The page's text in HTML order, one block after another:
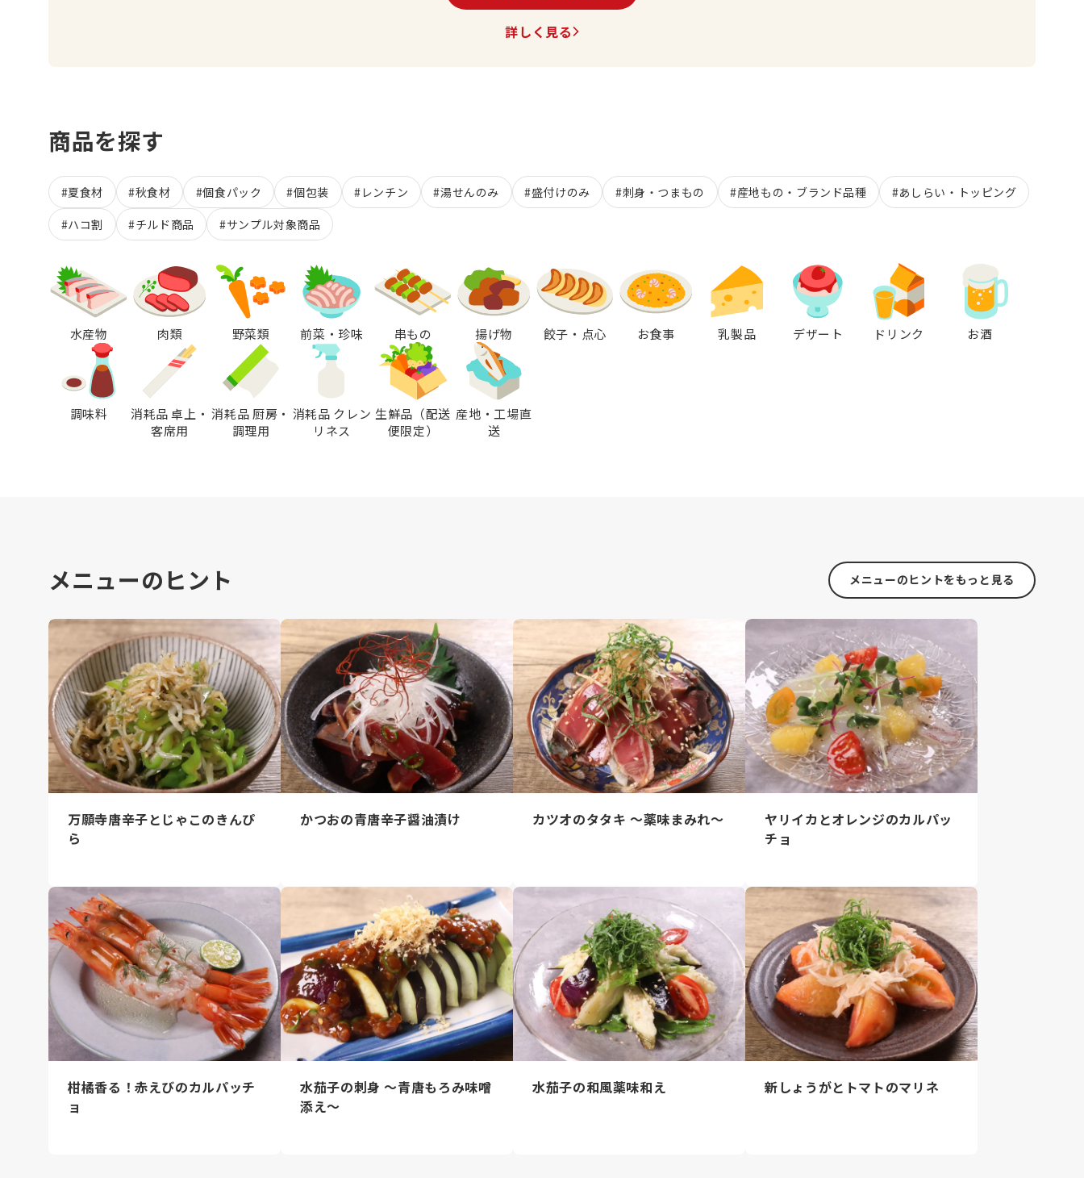
詳しく見る
商品を探す
#夏食材 #秋食材 #個食パック #個包装 #レンチン #湯せんのみ #盛付けのみ #刺身・つまもの #産地もの・ブランド品種
#あしらい・トッピング
#ハコ割
#チルド商品 #サンプル対象商品
水産物 肉類 野菜類 前菜・珍味 串もの 揚げ物 餃子・点心 お食事 乳製品 デザート ドリンク お酒
調味料
消耗品 卓上・
客席用
消耗品 厨房・
調理用
消耗品 クレン
リネス
生鮮品（配送
便限定）
産地・工場直
送
メニューのヒント
万願寺唐辛子とじゃこのきんぴ
ら
かつおの青唐辛子醤油漬け カツオのタタキ ～薬味まみれ～
ヤリイカとオレンジのカルパッ
チョ
柑橘香る！赤えびのカルパッチ
ョ
水茄子の刺身 ～青唐もろみ味噌
添え～
水茄子の和風薬味和え 新しょうがとトマトのマリネ
メニューのヒントをもっと見る